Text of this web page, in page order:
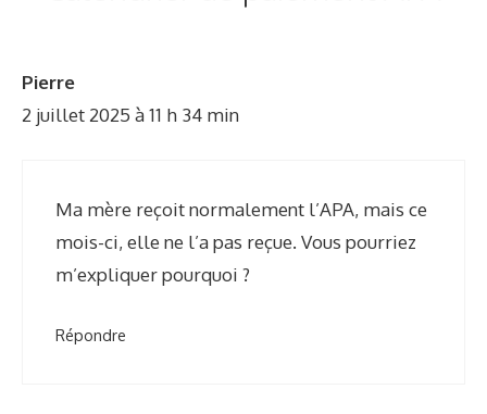
Pierre
2 juillet 2025 à 11 h 34 min
Ma mère reçoit normalement l’APA, mais ce
mois-ci, elle ne l’a pas reçue. Vous pourriez
m’expliquer pourquoi ?
Répondre